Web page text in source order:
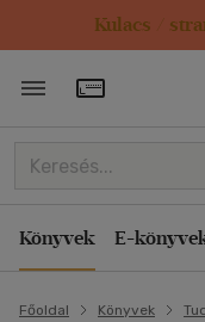
Kulacs /
Könyvek E-
Főoldal Könyvek